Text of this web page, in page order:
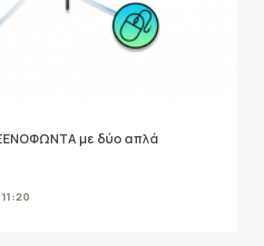
με δύο απλά